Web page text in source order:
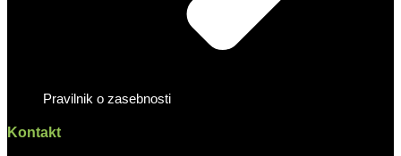
Pravilnik o zasebnosti
Kontakt